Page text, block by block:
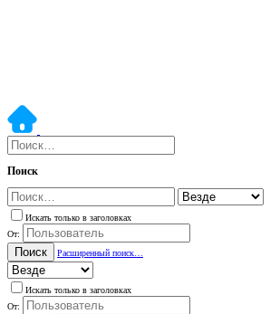
Поиск
Искать только в заголовках
От:
Поиск Расширенный поиск…
Искать только в заголовках
От: